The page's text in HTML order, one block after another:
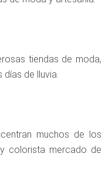
tiendas de moda,
de lluvia.
muchos de los
colorista mercado de